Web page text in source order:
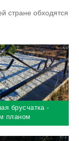
стране обходятся
брусчатка -
планом